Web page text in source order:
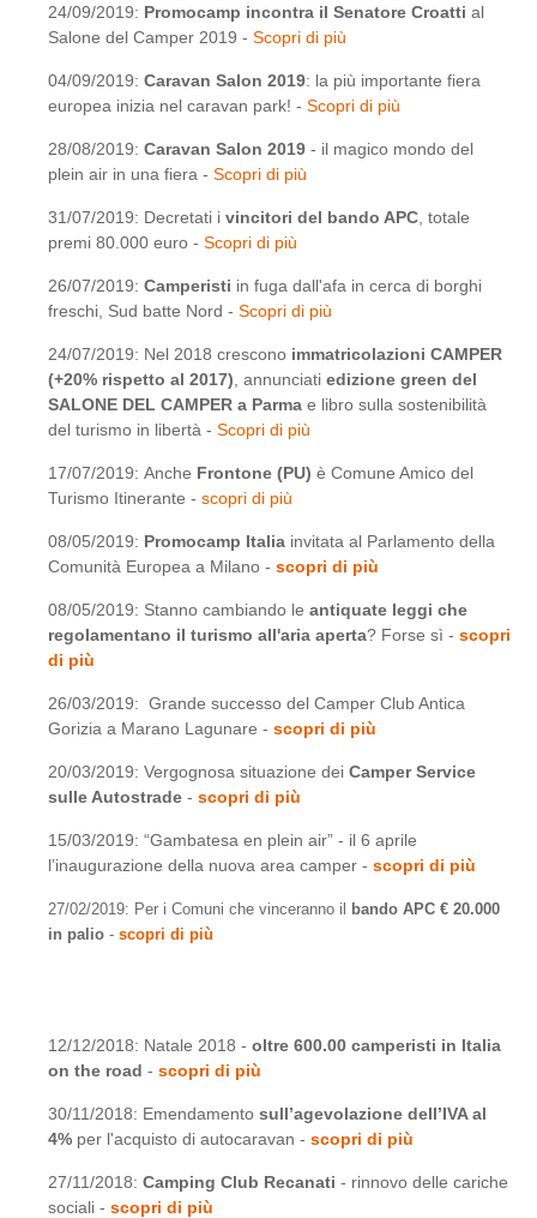
24/09/2019: Promocamp incontra il Senatore Croatti al
Salone del Camper 2019 - Scopri di più
04/09/2019: Caravan Salon 2019: la più importante fiera
europea inizia nel caravan park! - Scopri di più
28/08/2019: Caravan Salon 2019 - il magico mondo del
plein air in una fiera - Scopri di più
31/07/2019: Decretati i vincitori del bando APC , totale
premi 80.000 euro - Scopri di più
26/07/2019: Camperisti in fuga dall'afa in cerca di borghi
freschi, Sud batte Nord - Scopri di più
24/07/2019: Nel 2018 crescono immatricolazioni CAMPER
(+20% rispetto al 2017) , annunciati edizione green del
SALONE DEL CAMPER a Parma e libro sulla sostenibilità
del turismo in libertà - Scopri di più
17/07/2019: Anche Frontone (PU) è Comune Amico del
Turismo Itinerante - scopri di più
08/05/2019: Promocamp Italia invitata al Parlamento della
Comunità Europea a Milano - scopri di più
08/05/2019: Stanno cambiando le antiquate leggi che
regolamentano il turismo all'aria aperta? Forse sì - scopri
di più
26/03/2019: Grande successo del Camper Club Antica
Gorizia a Marano Lagunare - scopri di più
20/03/2019: Vergognosa situazione dei Camper Service
sulle Autostrade - scopri di più
15/03/2019: “Gambatesa en plein air” - il 6 aprile
l’inaugurazione della nuova area camper - scopri di più
27/02/2019: Per i Comuni che vinceranno il
bando APC € 20.000
in palio - scopri di più
12/12/2018: Natale 2018 - oltre 600.00 camperisti in Italia
on the road - scopri di più
30/11/2018: Emendamento sull’agevolazione dell’IVA al
4% per l'acquisto di autocaravan - scopri di più
27/11/2018: Camping Club Recanati - rinnovo delle cariche
sociali - scopri di più